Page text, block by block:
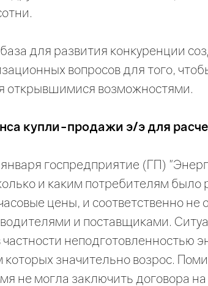
для развития конкуренции
вопросов для того,
открывшимися возможностями.
купли-продажи э/э для
госпредприятие (ГП)
и каким потребителям было
цены, и соответственно
и поставщиками.
неподготовленностью
значительно возрос.
не могла заключить договора